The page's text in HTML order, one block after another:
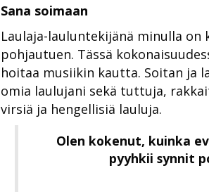
Sana soimaan
Laulaja-lauluntekijänä minulla on
pohjautuen. Tässä
hoitaa musiikin kautta. Soitan ja
omia laulujani sekä tuttuja,
virsiä ja hengellisiä lauluja.
Olen kokenut, kuinka
pyyhkii synnit